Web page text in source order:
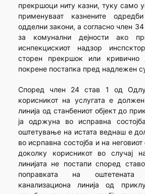
прекршоци ниту казни, туку само
применуваат казнените
одделни закони, а согласно член
за комунални дејности ако
иснпекцискиот надзор
сторен прекршок или
покрене постапка пред надлежен
Според член 24 став 1 од
корисникот на услугата е должен
линија од станбениот објект до
ја одржуна во исправна
оштетување на истата веднаш е
во исрпавна состојба и на
доколку корисникот во случај
линијата не постапи според
поправката на
канализациона линија од